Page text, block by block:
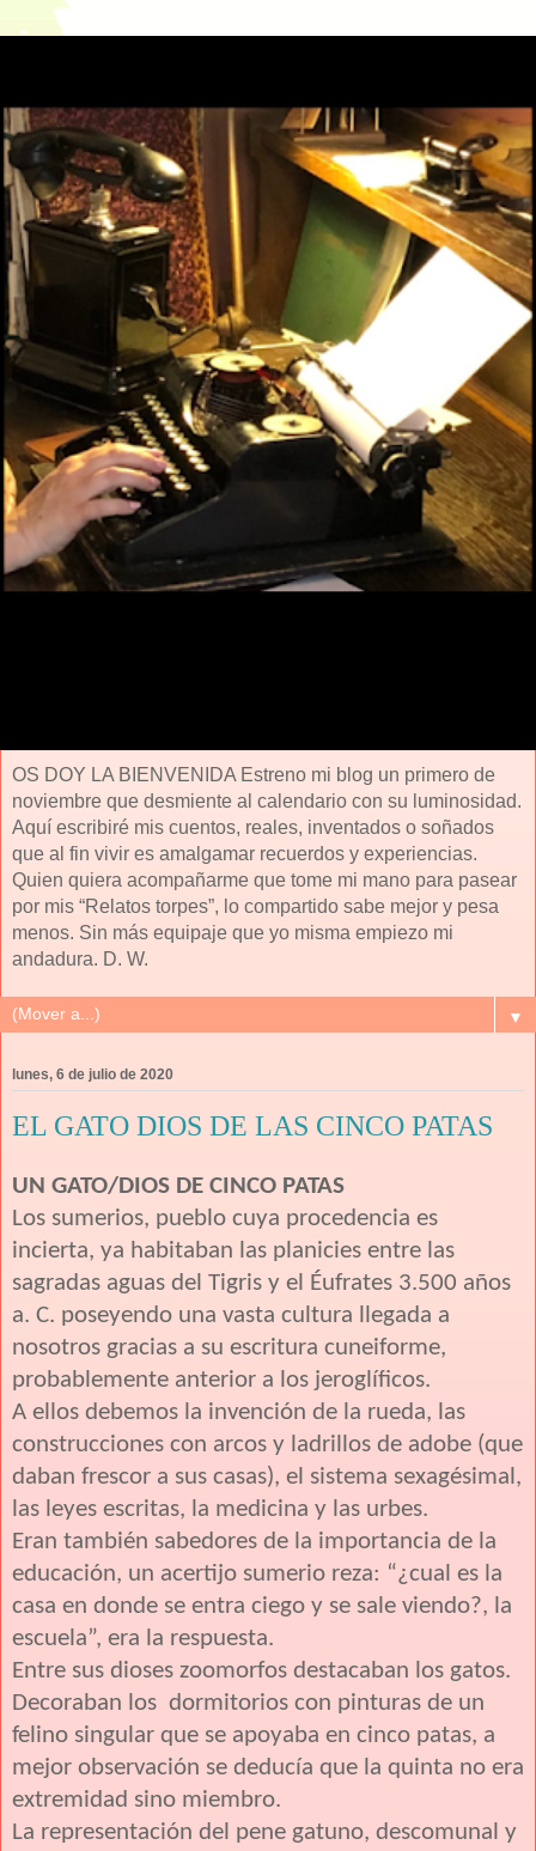
OS DOY LA BIENVENIDA Estreno mi blog un primero de
noviembre que desmiente al calendario con su luminosidad.
Aquí escribiré mis cuentos, reales, inventados o soñados
que al fin vivir es amalgamar recuerdos y experiencias.
Quien quiera acompañarme que tome mi mano para pasear
por mis “Relatos torpes”, lo compartido sabe mejor y pesa
menos. Sin más equipaje que yo misma empiezo mi
andadura. D. W.
▼
lunes, 6 de julio de 2020
EL GATO DIOS DE LAS CINCO PATAS
UN GATO/DIOS DE CINCO PATAS
Los sumerios, pueblo cuya procedencia es
incierta, ya habitaban las planicies entre las
sagradas aguas del Tigris y el Éufrates 3.500 años
a. C. poseyendo una vasta cultura llegada a
nosotros gracias a su escritura cuneiforme,
probablemente anterior a los jeroglíficos.
A ellos debemos la invención de la rueda, las
construcciones con arcos y ladrillos de adobe (que
daban frescor a sus casas), el sistema sexagésimal,
las leyes escritas, la medicina y las urbes.
Eran también sabedores de la importancia de la
educación, un acertijo sumerio reza: “¿cual es la
casa en donde se entra ciego y se sale viendo?, la
escuela”, era la respuesta.
Entre sus dioses zoomorfos destacaban los gatos.
Decoraban los dormitorios con pinturas de un
felino singular que se apoyaba en cinco patas, a
mejor observación se deducía que la quinta no era
extremidad sino miembro.
La representación del pene gatuno, descomunal y